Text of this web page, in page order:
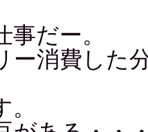
だー。
ー消費した